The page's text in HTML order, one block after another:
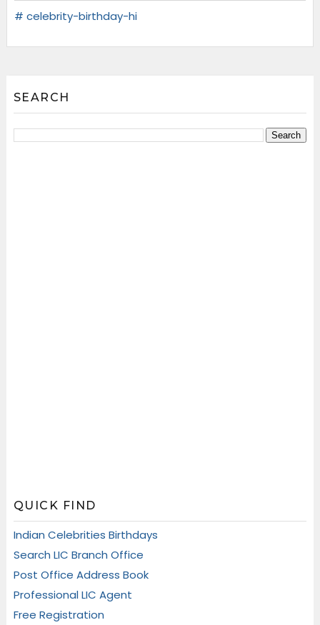
# celebrity-birthday-hi
SEARCH
QUICK FIND
Indian Celebrities Birthdays
Search LIC Branch Office
Post Office Address Book
Professional LIC Agent
Free Registration